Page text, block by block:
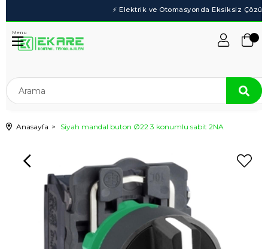
Menu
Anasayfa Siyah mandal buton Ø22 3 konumlu sabit 2NA